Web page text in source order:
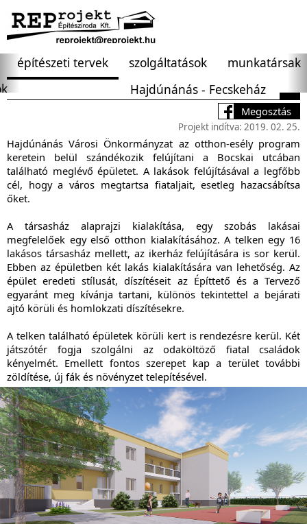
építészeti tervek szolgáltatások
munkatársak
Hajdúnánás - Fecskeház
Megosztás
Projekt indítva: 2019. 02. 25.
Hajdúnánás Városi Önkormányzat az otthon-esély program
keretein belül szándékozik felújítani a Bocskai utcában
található meglévő épületet. A lakások felújításával a legfőbb
cél, hogy a város megtartsa fiataljait, esetleg hazacsábítsa
őket.
A társasház alaprajzi kialakítása, egy szobás lakásai
megfelelőek egy első otthon kialakításához. A telken egy 16
lakásos társasház mellett, az ikerház felújítására is sor kerül.
Ebben az épületben két lakás kialakítására van lehetőség. Az
épület eredeti stílusát, díszítéseit az Építtető és a Tervező
egyaránt meg kívánja tartani, különös tekintettel a bejárati
ajtó körüli és homlokzati díszítésekre.
A telken található épületek körüli kert is rendezésre kerül. Két
játszótér fogja szolgálni az odaköltöző fiatal családok
kényelmét. Emellett fontos szerepet kap a terület további
zöldítése, új fák és növényzet telepítésével.